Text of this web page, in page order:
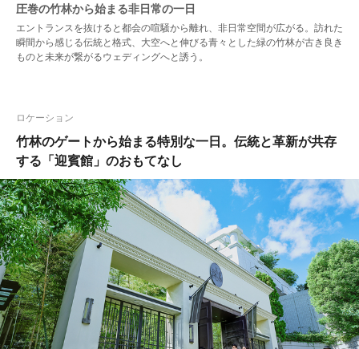
圧巻の竹林から始まる非日常の一日
エントランスを抜けると都会の喧騒から離れ、非日常空間が広がる。訪れた
瞬間から感じる伝統と格式、大空へと伸びる青々とした緑の竹林が古き良き
ものと未来が繋がるウェディングへと誘う。
竹林のゲートから始まる特別な一日。伝統と革新が共存
する「迎賓館」のおもてなし
ロケーション